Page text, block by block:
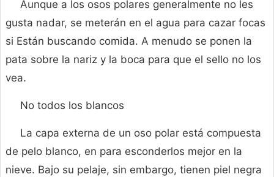
Aunque a los osos polares generalmente no les
gusta nadar, se meterán en el agua para cazar focas
si Están buscando comida. A menudo se ponen la
pata sobre la nariz y la boca para que el sello no los
vea.
No todos los blancos
La capa externa de un oso polar está compuesta
de pelo blanco, en para esconderlos mejor en la
nieve. Bajo su pelaje, sin embargo, tienen piel negra